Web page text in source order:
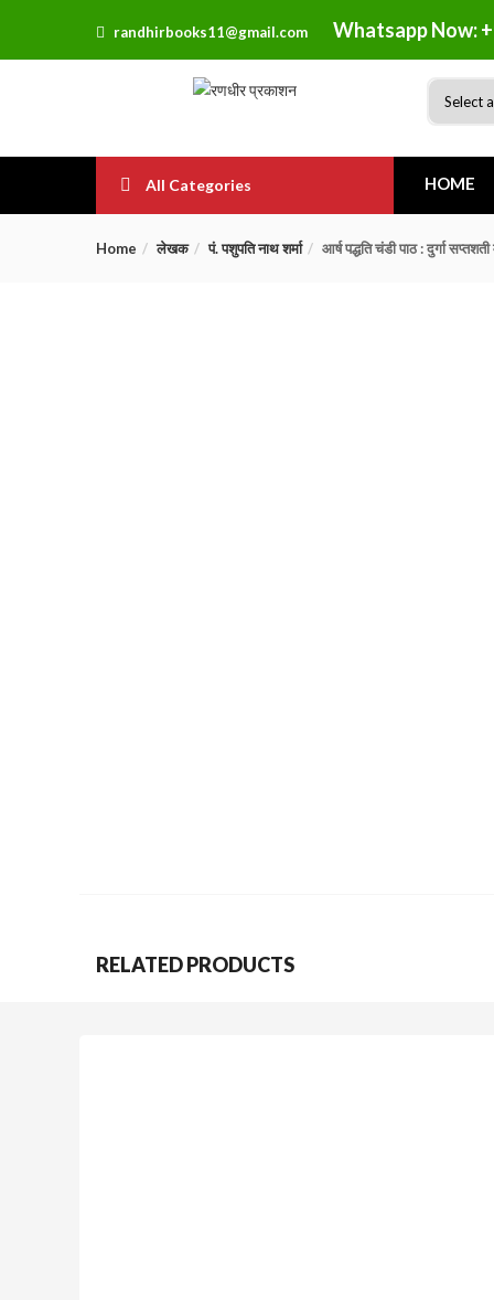
randhirbooks11@gmail.com Whatsapp Now:
All Categories HOME
Home लेखक पं. पशुपति नाथ शर्मा आर्ष पद्धति चंडी पाठ : दुर्गा
RELATED PRODUCTS